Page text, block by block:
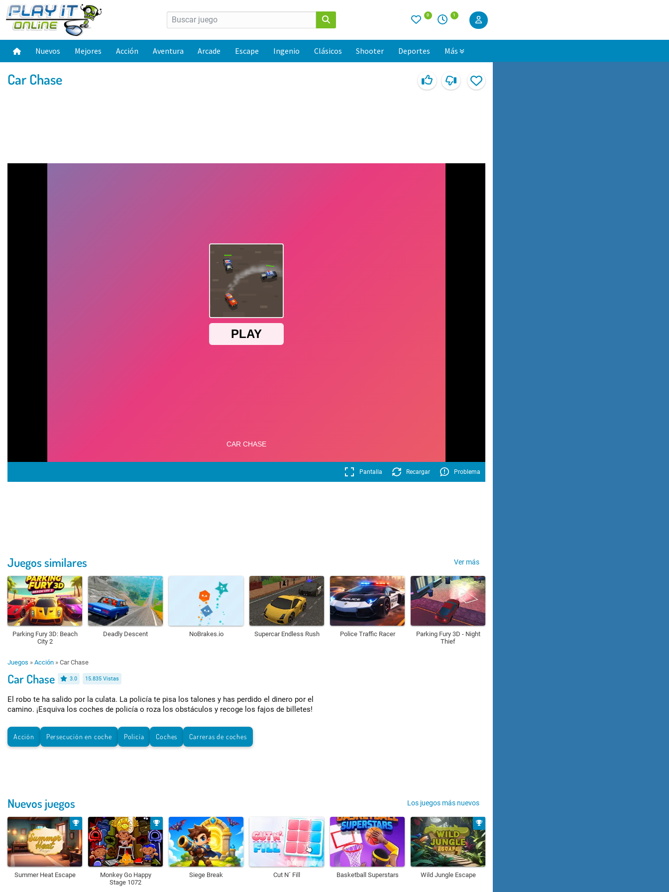
0 1
Nuevos Mejores Acción Aventura Arcade Escape Ingenio Clásicos Shooter Deportes Más
Car Chase
Pantalla Recargar Problema
Juegos similares Ver más
Parking Fury 3D: Beach
City 2
Deadly Descent NoBrakes.io Supercar Endless Rush Police Traffic Racer
Parking Fury 3D - Night
Thief
Juegos » Acción » Car Chase
Car Chase 3.0 15.835 Vistas
El robo te ha salido por la culata. La policía te pisa los talones y has perdido el dinero por el
camino. ¡Esquiva los coches de policía o roza los obstáculos y recoge los fajos de billetes!
Acción Persecución en coche Policía Coches Carreras de coches
Nuevos juegos Los juegos más nuevos
Summer Heat Escape
Monkey Go Happy
Stage 1072
Siege Break Cut N´ Fill Basketball Superstars Wild Jungle Escape